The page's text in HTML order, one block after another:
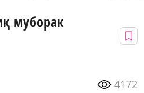
муборак
4172